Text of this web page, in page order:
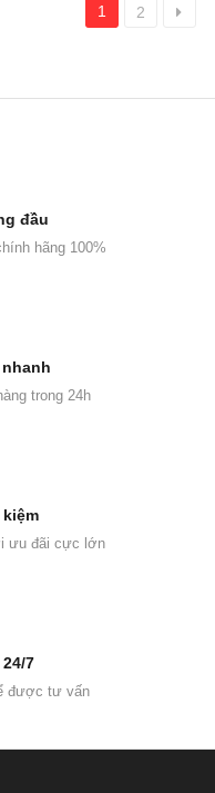
1 2
đầu
hãng 100%
trong 24h
ưu đãi cực lớn
7
được tư vấn